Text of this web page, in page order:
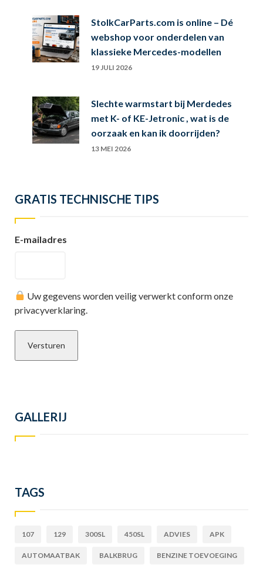
StolkCarParts.com is online – Dé
webshop voor onderdelen van
klassieke Mercedes-modellen
19 JULI 2026
Slechte warmstart bij Merdedes
met K- of KE-Jetronic , wat is de
oorzaak en kan ik doorrijden?
13 MEI 2026
GRATIS TECHNISCHE TIPS
E-mailadres
Uw gegevens worden veilig verwerkt conform onze
privacyverklaring.
GALLERIJ
TAGS
107 129 300SL 450SL ADVIES APK
AUTOMAATBAK BALKBRUG BENZINE TOEVOEGING